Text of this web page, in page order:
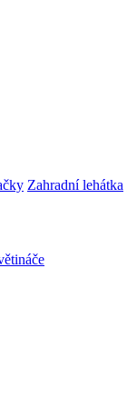
Zahradní lehátka